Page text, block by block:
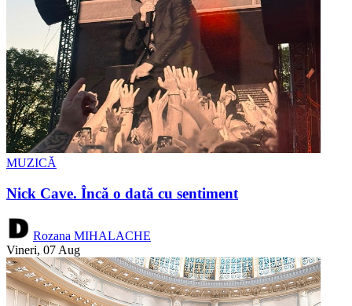
MUZICĂ
Nick Cave. Încă o dată cu sentiment
Rozana MIHALACHE
Vineri, 07 Aug